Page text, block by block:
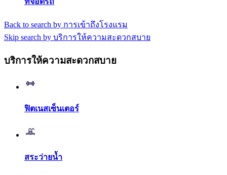
Back to search by การเข้าถึงโรงแรม
Skip search by บริการให้ความสะดวกสบาย
บริการให้ความสะดวกสบาย
ฟิตเนสเซ็นเตอร์
สระว่ายน้ำ